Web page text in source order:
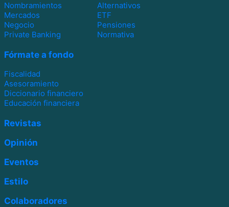
Nombramientos
Alternativos
Mercados
ETF
Negocio
Pensiones
Private Banking
Normativa
Fórmate a fondo
Fiscalidad
Asesoramiento
Diccionario financiero
Educación financiera
Revistas
Opinión
Eventos
Estilo
Colaboradores